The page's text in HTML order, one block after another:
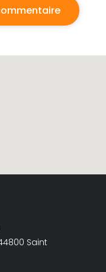
Saint